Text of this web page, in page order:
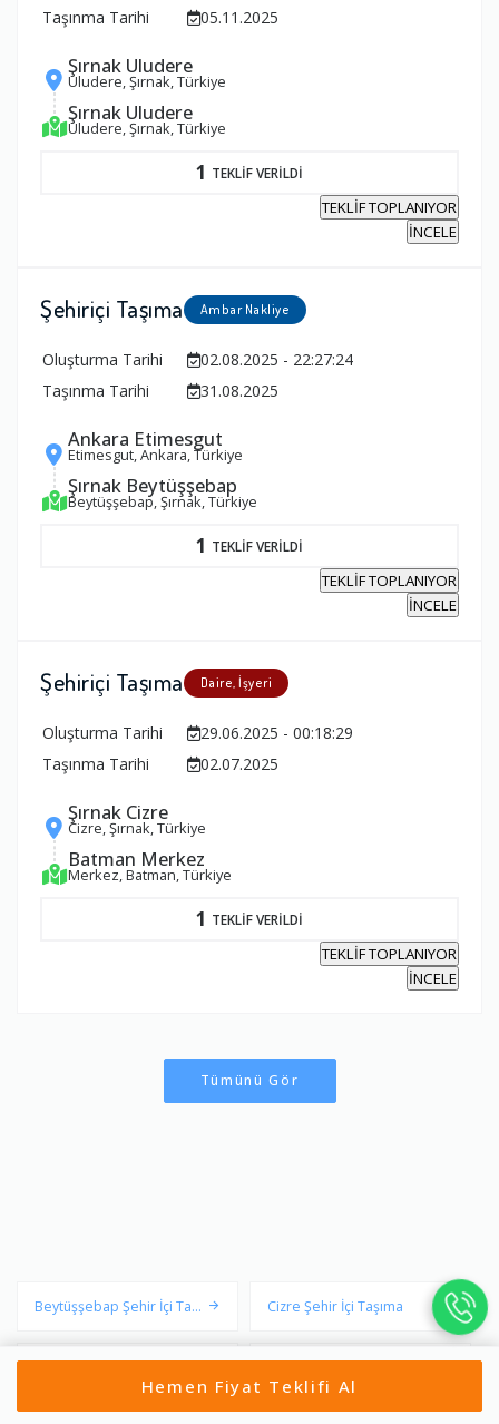
Taşınma Tarihi
05.11.2025
Şırnak Uludere
Uludere, Şırnak, Türkiye
Şırnak Uludere
Uludere, Şırnak, Türkiye
1 TEKLİF VERİLDİ
TEKLİF TOPLANIYOR
İNCELE
Şehiriçi Taşıma Ambar Nakliye
Oluşturma Tarihi
02.08.2025 - 22:27:24
Taşınma Tarihi
31.08.2025
Ankara Etimesgut
Etimesgut, Ankara, Türkiye
Şırnak Beytüşşebap
Beytüşşebap, Şırnak, Türkiye
1 TEKLİF VERİLDİ
TEKLİF TOPLANIYOR
İNCELE
Şehiriçi Taşıma Daire, İşyeri
Oluşturma Tarihi
29.06.2025 - 00:18:29
Taşınma Tarihi
02.07.2025
Şırnak Cizre
Cizre, Şırnak, Türkiye
Batman Merkez
Merkez, Batman, Türkiye
1 TEKLİF VERİLDİ
TEKLİF TOPLANIYOR
İNCELE
Tümünü Gör
Beytüşşebap Şehir İçi Taşı
Cizre Şehir İçi Taşıma
Hemen Fiyat Teklifi Al